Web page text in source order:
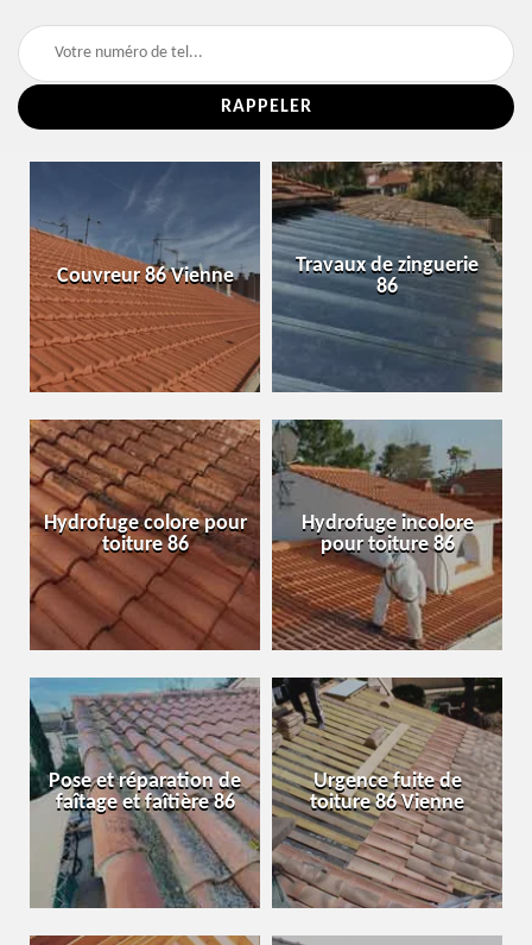
Couvreur 86 Vienne
Travaux de zinguerie
86
Hydrofuge colore pour
toiture 86
Hydrofuge incolore
pour toiture 86
Pose et réparation de
faîtage et faîtière 86
Urgence fuite de
toiture 86 Vienne